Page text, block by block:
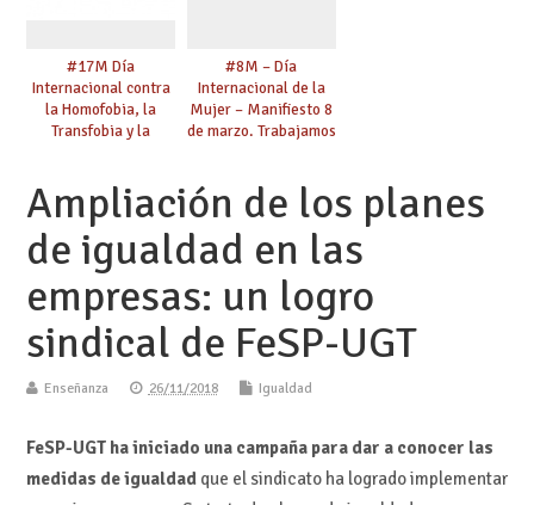
#17M Día
Internacional contra
la Homofobia, la
Transfobia y la
sindicalismo del siglo
XXI y las personas
LGTBI”
#8M – Día
Internacional de la
Mujer – Manifiesto 8
de marzo. Trabajamos
derechos.
#ESENCIALES #8M
#8M2021
Ampliación de los planes
de igualdad en las
empresas: un logro
sindical de FeSP-UGT
Enseñanza 26/11/2018 Igualdad
FeSP-UGT ha iniciado una campaña para dar a conocer las
medidas de igualdadque el sindicato ha logrado implementar